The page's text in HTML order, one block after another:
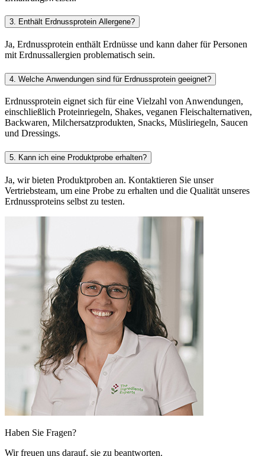
3. Enthält Erdnussprotein Allergene?
Ja, Erdnussprotein enthält Erdnüsse und kann daher für Personen
mit Erdnussallergien problematisch sein.
4. Welche Anwendungen sind für Erdnussprotein geeignet?
Erdnussprotein eignet sich für eine Vielzahl von Anwendungen,
einschließlich Proteinriegeln, Shakes, veganen Fleischalternativen,
Backwaren, Milchersatzprodukten, Snacks, Müsliriegeln, Saucen
und Dressings.
5. Kann ich eine Produktprobe erhalten?
Ja, wir bieten Produktproben an. Kontaktieren Sie unser
Vertriebsteam, um eine Probe zu erhalten und die Qualität unseres
Erdnussproteins selbst zu testen.
Haben Sie Fragen?
Wir freuen uns darauf, sie zu beantworten.